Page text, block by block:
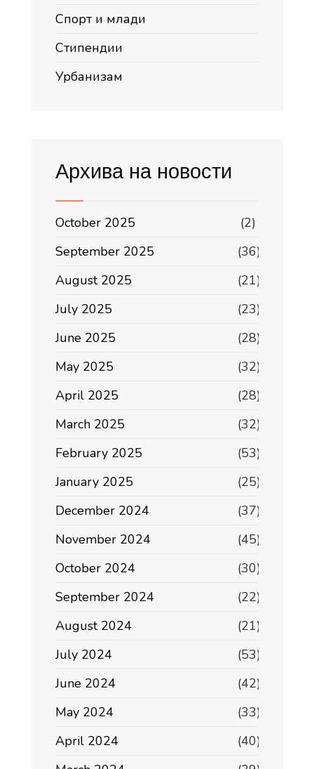
Спорт и млади
Стипендии
Урбанизам
Архива на новости
October 2025
(2)
September 2025
(36)
August 2025
(21)
July 2025
(23)
June 2025
(28)
May 2025
(32)
April 2025
(28)
March 2025
(32)
February 2025
(53)
January 2025
(25)
December 2024
(37)
November 2024
(45)
October 2024
(30)
September 2024
(22)
August 2024
(21)
July 2024
(53)
June 2024
(42)
May 2024
(33)
April 2024
(40)